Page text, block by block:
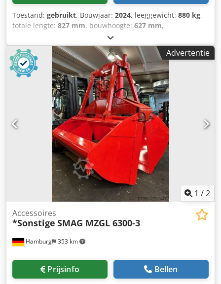
Toestand: gebruikt, Bouwjaar: 2024, leeggewicht: 880 kg,
totale lengte: 827 mm, bouwhoogte: 627 mm,
, Tractiebatterij Batterijspanning: 48
V Batterijcapaciteit: 625 Ah Batterijfabrikant: Hyster
Aquamatic Dcjdpjzlvrkefx Aphsk Batterijtype: PzS Bouwjaar
batterij: 2024 Staat van de batterij: 80 - 100%
Advertentie
1 /2
Hamburg 353 km
Accessoires
*Sonstige SMAG MZGL 6300-3
Prijsinfo Bellen